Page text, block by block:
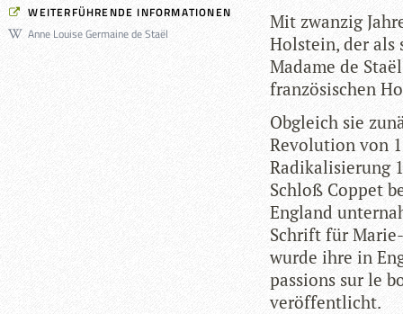
WEITERFÜHRENDE INFORMATIONEN
Anne Louise Germaine de Staël
Mit zwan­zig
Hol­stein, der als
Madame de
fran­zö­si­schen
Obgleich sie
Revo­lu­tion von
Radi­ka­li­sie­rung
Schloß Cop­pet
Eng­land
Schrift für
wurde ihre in
pas­si­ons sur le
veröffentlicht.